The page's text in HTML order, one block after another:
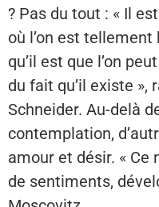
? Pas du tout : « Il
où l’on est tellement
qu’il est que l’on
du fait qu’il existe »,
Schneider. Au-delà
contemplation,
amour et désir. « Ce
de sentiments,